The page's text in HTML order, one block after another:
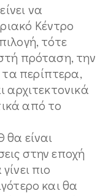
να
Κέντρο
τότε
πρόταση, την
περίπτερα,
αρχιτεκτονικά
από το
είναι
στην εποχή
πιο
και θα